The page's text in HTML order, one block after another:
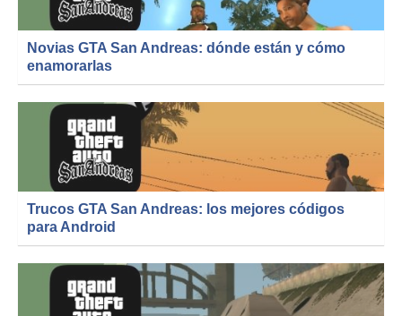
Novias GTA San Andreas: dónde están y cómo
enamorarlas
Trucos GTA San Andreas: los mejores códigos
para Android